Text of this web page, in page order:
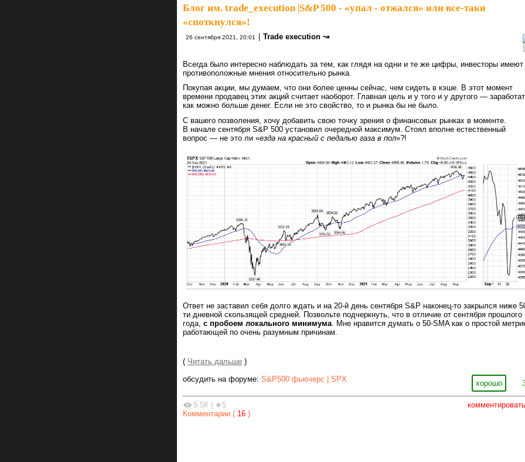
Блог им. trade_execution| S&P 500 - «упал - отжался» или все-таки
«споткнулся»!
26 сентября 2021, 20:01 Trade execution ↝
Всегда было интересно наблюдать за тем, как глядя на одни и те же цифры, инвесторы имеют
противоположные мнения относительно рынка.
Покупая акции, мы думаем, что они более ценны сейчас, чем сидеть в кэше. В этот момент
времени продавец этих акций считает наоборот. Главная цель и у того и у другого —
как можно больше денег. Если не это свойство, то и рынка бы не было.
С вашего позволения, хочу добавить свою точку зрения о финансовых рынках в моменте.
В начале сентября S&P 500 установил очередной максимум. Стоял вполне естественный
вопрос — не это ли «езда на красный с педалью газа в пол»?!
Ответ не заставил себя долго ждать и на 20-й день сентября S&P наконец-то закрылся ниже
ти дневной скользящей средней. Позвольте подчеркнуть, что в отличие от сентября прошлого
года, с пробоем локального минимума . Мне нравится думать о 50-SMA как о простой
работающей по очень разумным причинам.
( Читать дальше )
хорошо
обсудить на форуме: S&P500 фьючерс | SPX
комментировать
5.5К
★5
Комментарии ( 16 )